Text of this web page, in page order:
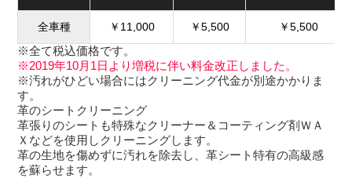
全車種 ￥11,000 ￥5,500 ￥5,500
※全て税込価格です。
※2019年10月1日より増税に伴い料金改正しました。
※汚れがひどい場合にはクリーニング代金が別途かかりま
す。
革のシートクリーニング
革張りのシートも特殊なクリーナー＆コーティング剤ＷＡ
Ｘなどを使用しクリーニングします。
革の生地を傷めずに汚れを除去し、革シート特有の高級感
を蘇らせます。